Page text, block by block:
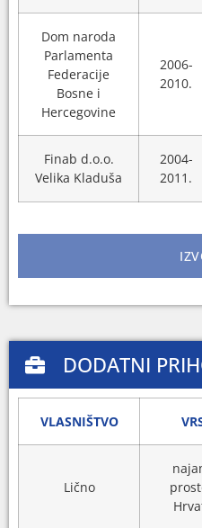
Dom naroda
Parlamenta
Federacije
Bosne i
Hercegovine
2006-
2010.
Finab d.o.o.
Velika Kladuša
2004-
2011.
DODATNI
VLASNIŠTVO
Lično